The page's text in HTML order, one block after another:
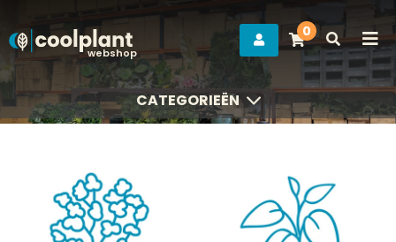
webshop
0
CATEGORIEËN
CATEGORIEËN